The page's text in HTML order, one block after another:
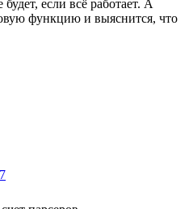
если всё работает. А
функцию и выяснится, что